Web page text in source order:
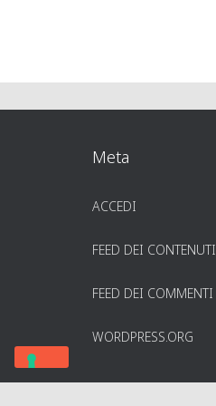
Meta
ACCEDI
FEED DEI CONTENUTI
FEED DEI COMMENTI
WORDPRESS.ORG